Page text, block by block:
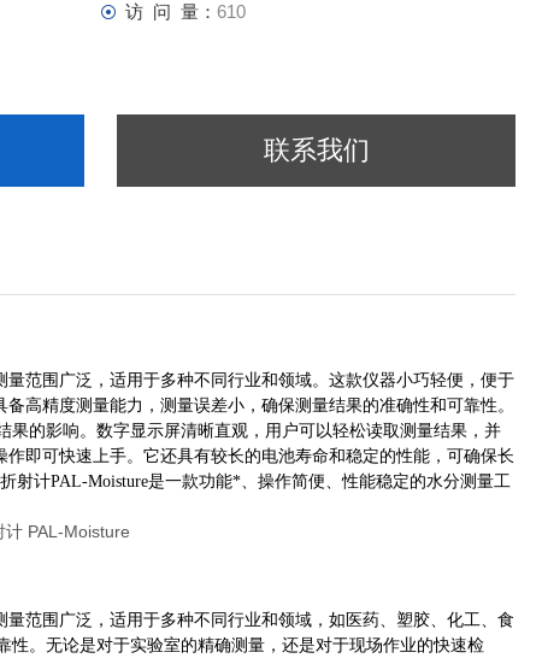
访 问 量： 610
联系我们
范围广泛，适用于多种不同行业和领域。这款仪器小巧轻便，便于
高精度测量能力，测量误差小，确保测量结果的准确性和可靠性。
的影响。数字显示屏清晰直观，用户可以轻松读取测量结果，并
即可快速上手。它还具有较长的电池寿命和稳定的性能，可确保长
射计PAL-Moisture是一款功能*、操作简便、性能稳定的水分测量工
范围广泛，适用于多种不同行业和领域，如医药、塑胶、化工、食
。无论是对于实验室的精确测量，还是对于现场作业的快速检